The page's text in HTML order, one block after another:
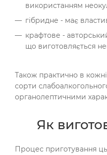
використанням
гібридне - має
крафтове -
що виготовляється
Також практично в
сорти
органолептичними
Як
Процес приготування